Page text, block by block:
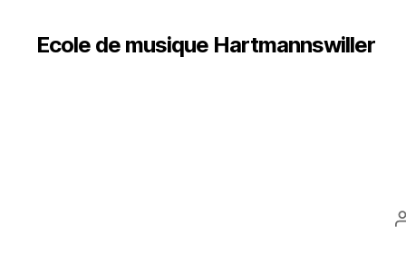
Ecole de musique Hartmannswiller